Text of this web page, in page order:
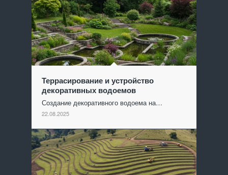
Террасирование и устройство
декоративных водоемов
Создание декоративного водоема на…
22.08.2025